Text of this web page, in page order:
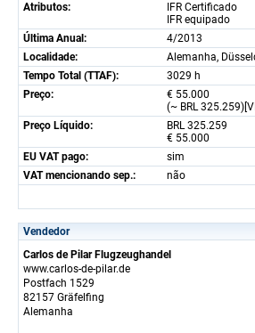
Atributos:
IFR Certificado
IFR equipado
Última Anual:
4/2013
Localidade:
Alemanha,
Tempo Total (TTAF):
3029 h
Preço:
€ 55.000
(~ BRL
Preço Líquido:
BRL 325.259
€ 55.000
EU VAT pago:
sim
VAT mencionando sep.:
não
Vendedor
Carlos de Pilar Flugzeughandel
www.carlos-de-pilar.de
Postfach 1529
82157 Gräfelfing
Alemanha